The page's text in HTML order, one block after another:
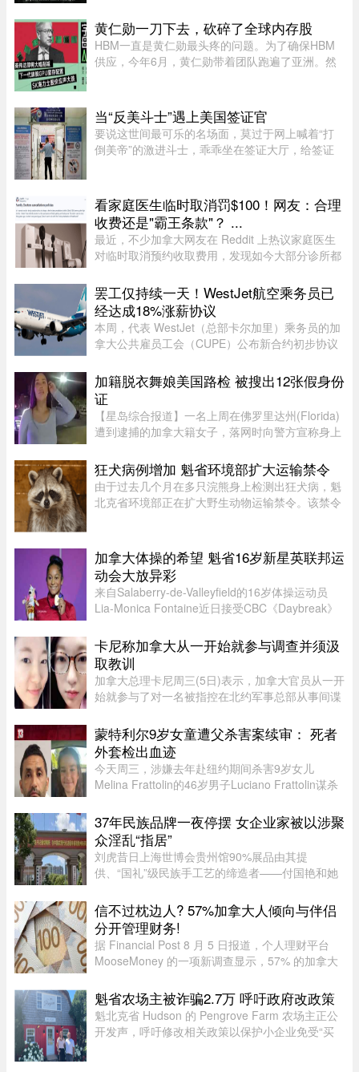
Thompson Rivers University就读。但记录显示，
目前“无法确认”他是否真的上过课。实 ...
黄仁勋一刀下去，砍碎了全球内存股
HBM一直是黄仁勋最头疼的问题。为了确保HBM
供应，今年6月，黄仁勋带着团队跑遍了亚洲。然
Rubin Ultra的显存配置。根据爆料， ...
当“反美斗士”遇上美国签证官
要说这世间最可乐的名场面，莫过于网上喊着“打
倒美帝”的激进斗士，乖乖坐在签证大厅，给签证
美狠话少了许多，火药味也 ...
看家庭医生临时取消罚$100！网友：合理
收费还是"霸王条款"？ ...
最近，不少加拿大网友在 Reddit 上热议家庭医生
对临时取消预约收取费用，发现如今大部分诊所都
$60至$100之间。多名网友表示，这类收费政策其
实已经实行十年以上，$60 ...
罢工仅持续一天！WestJet航空乘务员已
经达成18%涨薪协议
本周，代表 WestJet（总部卡尔加里）乘务员的加
拿大公共雇员工会（CUPE）公布新合约初步协议
时段津贴"，地面工作也获补偿；休息时间增加；
餐食和制服津贴上调；其他一系 ...
加籍脱衣舞娘美国路检 被搜出12张假身份
证
【星岛综合报道】一名上周在佛罗里达州(Florida)
遭到逮捕的加拿大籍女子，落网时向警方宣称身上
了更惊人的内幕，据称警方其后在她后车箱里发现
的12张假身份证。据《国 ...
狂犬病例增加 魁省环境部扩大运输禁令
由于过去几个月在多只浣熊身上检测出狂犬病，魁
北克省环境部正在扩大野生动物运输禁令。该禁令
五起延伸至 Centre-du- ...
加拿大体操的希望 魁省16岁新星英联邦运
动会大放异彩
来自Salaberry-de-Valleyfield的16岁体操运动员
Lia-Monica Fontaine近日接受CBC《Daybreak》
历。这位魁省年轻选手在国际舞台上表现惊艳，一
举获得4枚奖牌。Fontaine代 ...
卡尼称加拿大从一开始就参与调查并须汲
取教训
加拿大总理卡尼周三(5日)表示，加拿大官员从一开
始就参与了对一名被指控在北约军事总部从事间谍
道，卡尼表示加拿大应该从这类事件中汲取教训，
但并未明确表示加拿大正在 ...
蒙特利尔9岁女童遭父杀害案续审： 死者
外套检出血迹
今天周三，涉嫌去年赴纽约期间杀害9岁女儿
Melina Frattolin的46岁男子Luciano Frattolin谋杀
Luciano Frattolin被控二级谋杀及藏匿尸体，两项
罪名均不认罪，自2025年7月被捕以 ...
37年民族品牌一夜停摆 女企业家被以涉聚
众淫乱“指居”
刘虎昔日上海世博会贵州馆90%展品由其提
供、“国礼”级民族手工艺的缔造者——付国艳和她
们曾以百年老店为目标而努力，37年来克服了非
典、经济危机、疫情等重重困难。 ...
信不过枕边人? 57%加拿大人倾向与伴侣
分开管理财务!
据 Financial Post 8 月 5 日报道，个人理财平台
MooseMoney 的一项新调查显示，57% 的加拿大
调查于 6 月收集了 639 名加拿大成年人的反馈，
发现在稳定关系中，最受欢 ...
魁省农场主被诈骗2.7万 呼吁政府改政策
魁北克省 Hudson 的 Pengrove Farm 农场主正公
开发声，呼吁修改相关政策以保护小企业免受“买